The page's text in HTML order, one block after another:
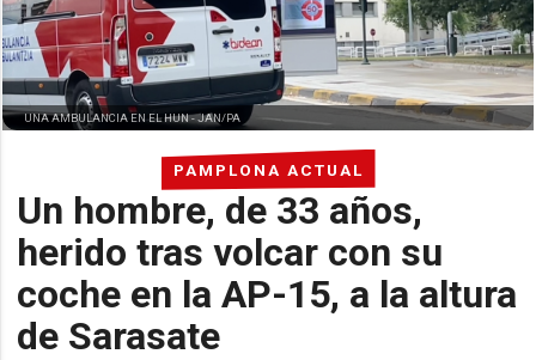
PAMPLONA ACTUAL
Un hombre, de 33 años,
herido tras volcar con su
coche en la AP-15, a la altura
de Sarasate
UNA AMBULANCIA EN EL HUN -JAN/PA